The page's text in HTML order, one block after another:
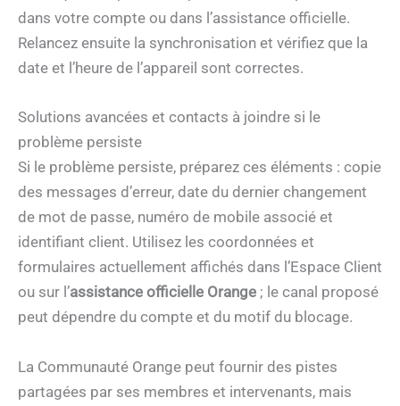
dans votre compte ou dans l’assistance officielle.
Relancez ensuite la synchronisation et vérifiez que la
date et l’heure de l’appareil sont correctes.
Solutions avancées et contacts à joindre si le
problème persiste
Si le problème persiste, préparez ces éléments : copie
des messages d’erreur, date du dernier changement
de mot de passe, numéro de mobile associé et
identifiant client. Utilisez les coordonnées et
formulaires actuellement affichés dans l’Espace Client
ou sur l’assistance officielle Orange ; le canal proposé
peut dépendre du compte et du motif du blocage.
La Communauté Orange peut fournir des pistes
partagées par ses membres et intervenants, mais